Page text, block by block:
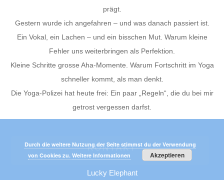
prägt.
Gestern wurde ich angefahren – und was danach passiert ist.
Ein Vokal, ein Lachen – und ein bisschen Mut. Warum kleine
Fehler uns weiterbringen als Perfektion.
Kleine Schritte grosse Aha-Momente. Warum Fortschritt im Yoga
schneller kommt, als man denkt.
Die Yoga-Polizei hat heute frei: Ein paar „Regeln“, die du bei mir
getrost vergessen darfst.
KONTAKT
Lucky Elephant
Durch die weitere Nutzung der Seite stimmst du der Verwendung
von Cookies zu.Weitere Informationen Akzeptieren